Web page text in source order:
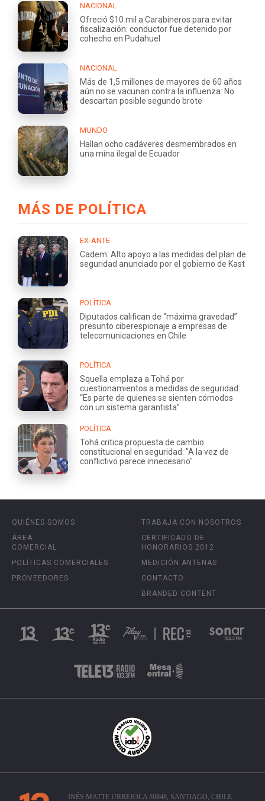
NACIONAL
Ofreció $10 mil a Carabineros para evitar
fiscalización: conductor fue detenido por
cohecho en Pudahuel
NACIONAL
Más de 1,5 millones de mayores de 60 años
aún no se vacunan contra la influenza: No
descartan posible segundo brote
MUNDO
Hallan ocho cadáveres desmembrados en
una mina ilegal de Ecuador
MÁS DE POLÍTICA
EX-ANTE
Cadem: Alto apoyo a las medidas del plan de
seguridad anunciado por el gobierno de Kast
POLÍTICA
Diputados califican de “máxima gravedad”
presunto ciberespionaje a empresas de
telecomunicaciones en Chile
POLÍTICA
Squella emplaza a Tohá por
cuestionamientos a medidas de seguridad:
“Es parte de quienes se sienten cómodos
con un sistema garantista”
POLÍTICA
Tohá critica propuesta de cambio
constitucional en seguridad: "A la vez de
conflictivo parece innecesario"
QUIÉNES SOMOS
ÁREA
COMERCIAL
POLÍTICAS COMERCIALES
PROVEEDORES
TRABAJA CON NOSOTROS
CERTIFICADO DE
HONORARIOS 2012
MEDICIÓN ANTENAS
CONTACTO
BRANDED CONTENT
INÉS MATTE URREJOLA #0848, SANTIAGO, CHILE